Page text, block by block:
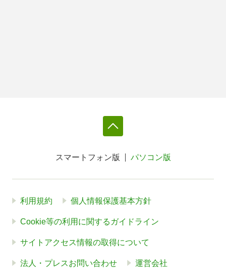
スマートフォン版 パソコン版
利用規約 個人情報保護基本方針
Cookie等の利用に関するガイドライン
サイトアクセス情報の取得について
法人・プレスお問い合わせ 運営会社